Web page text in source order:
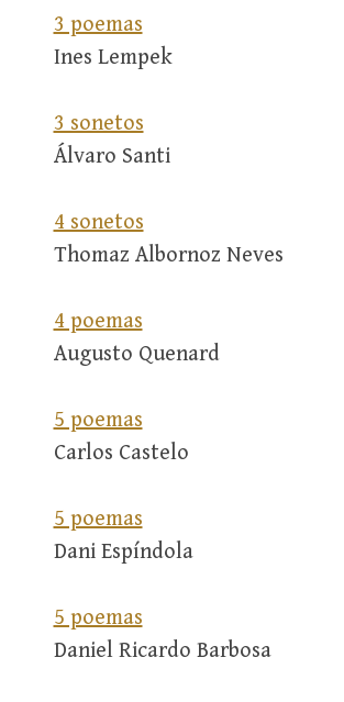
3 poemas
Ines Lempek
3 sonetos
Álvaro Santi
4 sonetos
Thomaz Albornoz Neves
4 poemas
Augusto Quenard
5 poemas
Carlos Castelo
5 poemas
Dani Espíndola
5 poemas
Daniel Ricardo Barbosa